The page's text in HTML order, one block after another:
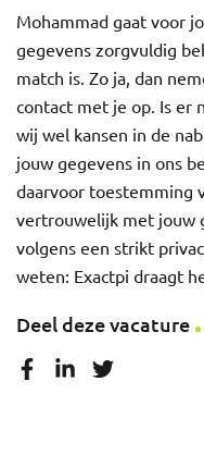
Mohammad gaat voor
gegevens zorgvuldig
match is. Zo ja, dan
contact met je op. Is er
wij wel kansen in de
jouw gegevens in ons
daarvoor toestemming
vertrouwelijk met jouw
volgens een strikt
weten: Exactpi draagt
Deel deze vacature